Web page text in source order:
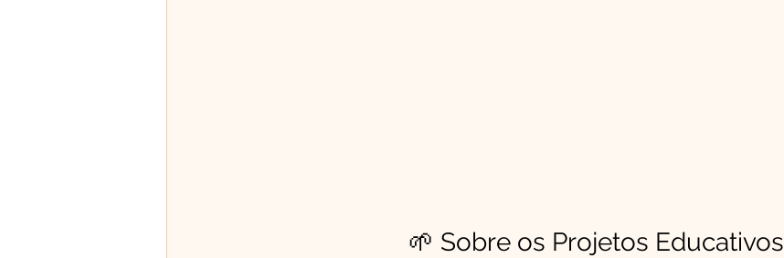
🌱 Sobre os Projetos Educativos